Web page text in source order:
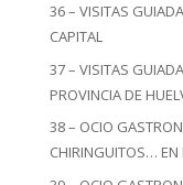
36 – VISITAS
CAPITAL
37 – VISITAS
PROVINCIA DE
38 – OCIO
CHIRINGUITOS… EN